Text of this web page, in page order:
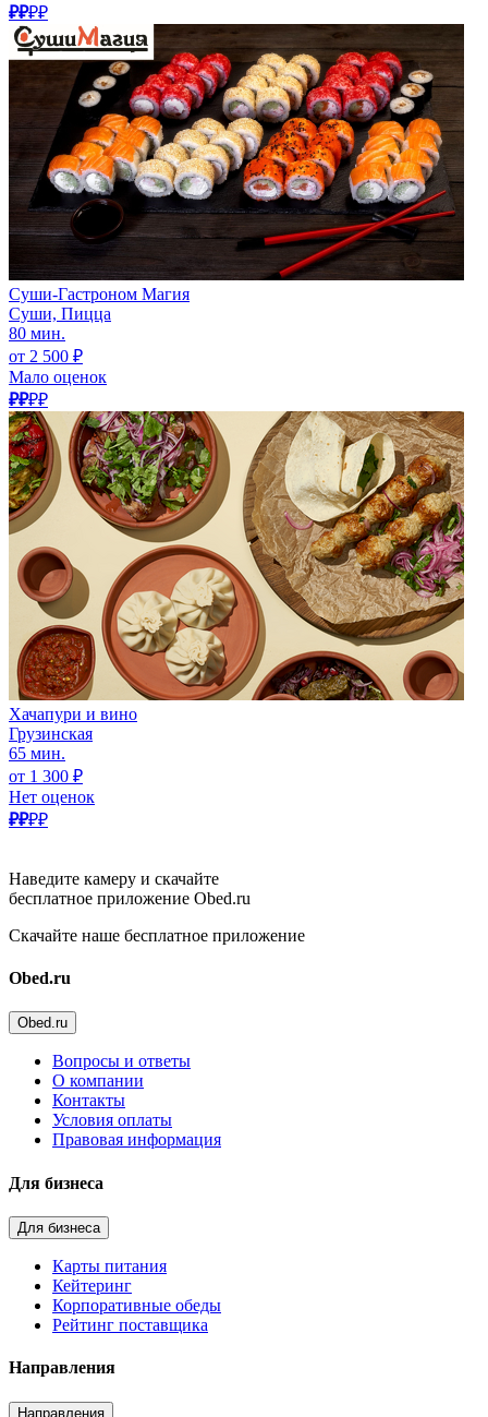
₽₽₽₽
Суши-Гастроном Магия
Суши, Пицца
80 мин.
от 2 500 ₽
Мало оценок
₽₽₽₽
Хачапури и вино
Грузинская
65 мин.
от 1 300 ₽
Нет оценок
₽₽₽₽
Наведите камеру и скачайте
бесплатное приложение Obed.ru
Скачайте наше бесплатное приложение
Obed.ru
Obed.ru
Вопросы и ответы
О компании
Контакты
Условия оплаты
Правовая информация
Для бизнеса
Для бизнеса
Карты питания
Кейтеринг
Корпоративные обеды
Рейтинг поставщика
Направления
Направления